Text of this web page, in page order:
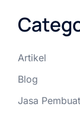
Artikel
Blog
Jasa